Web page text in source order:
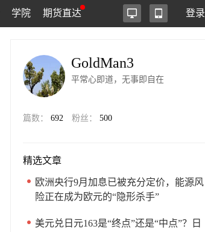
学院 期货直达 登录
GoldMan3
平常心即道，无事即自在
篇数： 692 粉丝： 500
精选文章
欧洲央行9月加息已被充分定价，能源风
险正在成为欧元的“隐形杀手”
美元兑日元163是“终点”还是“中点”？日